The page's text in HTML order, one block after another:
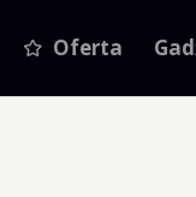
Oferta